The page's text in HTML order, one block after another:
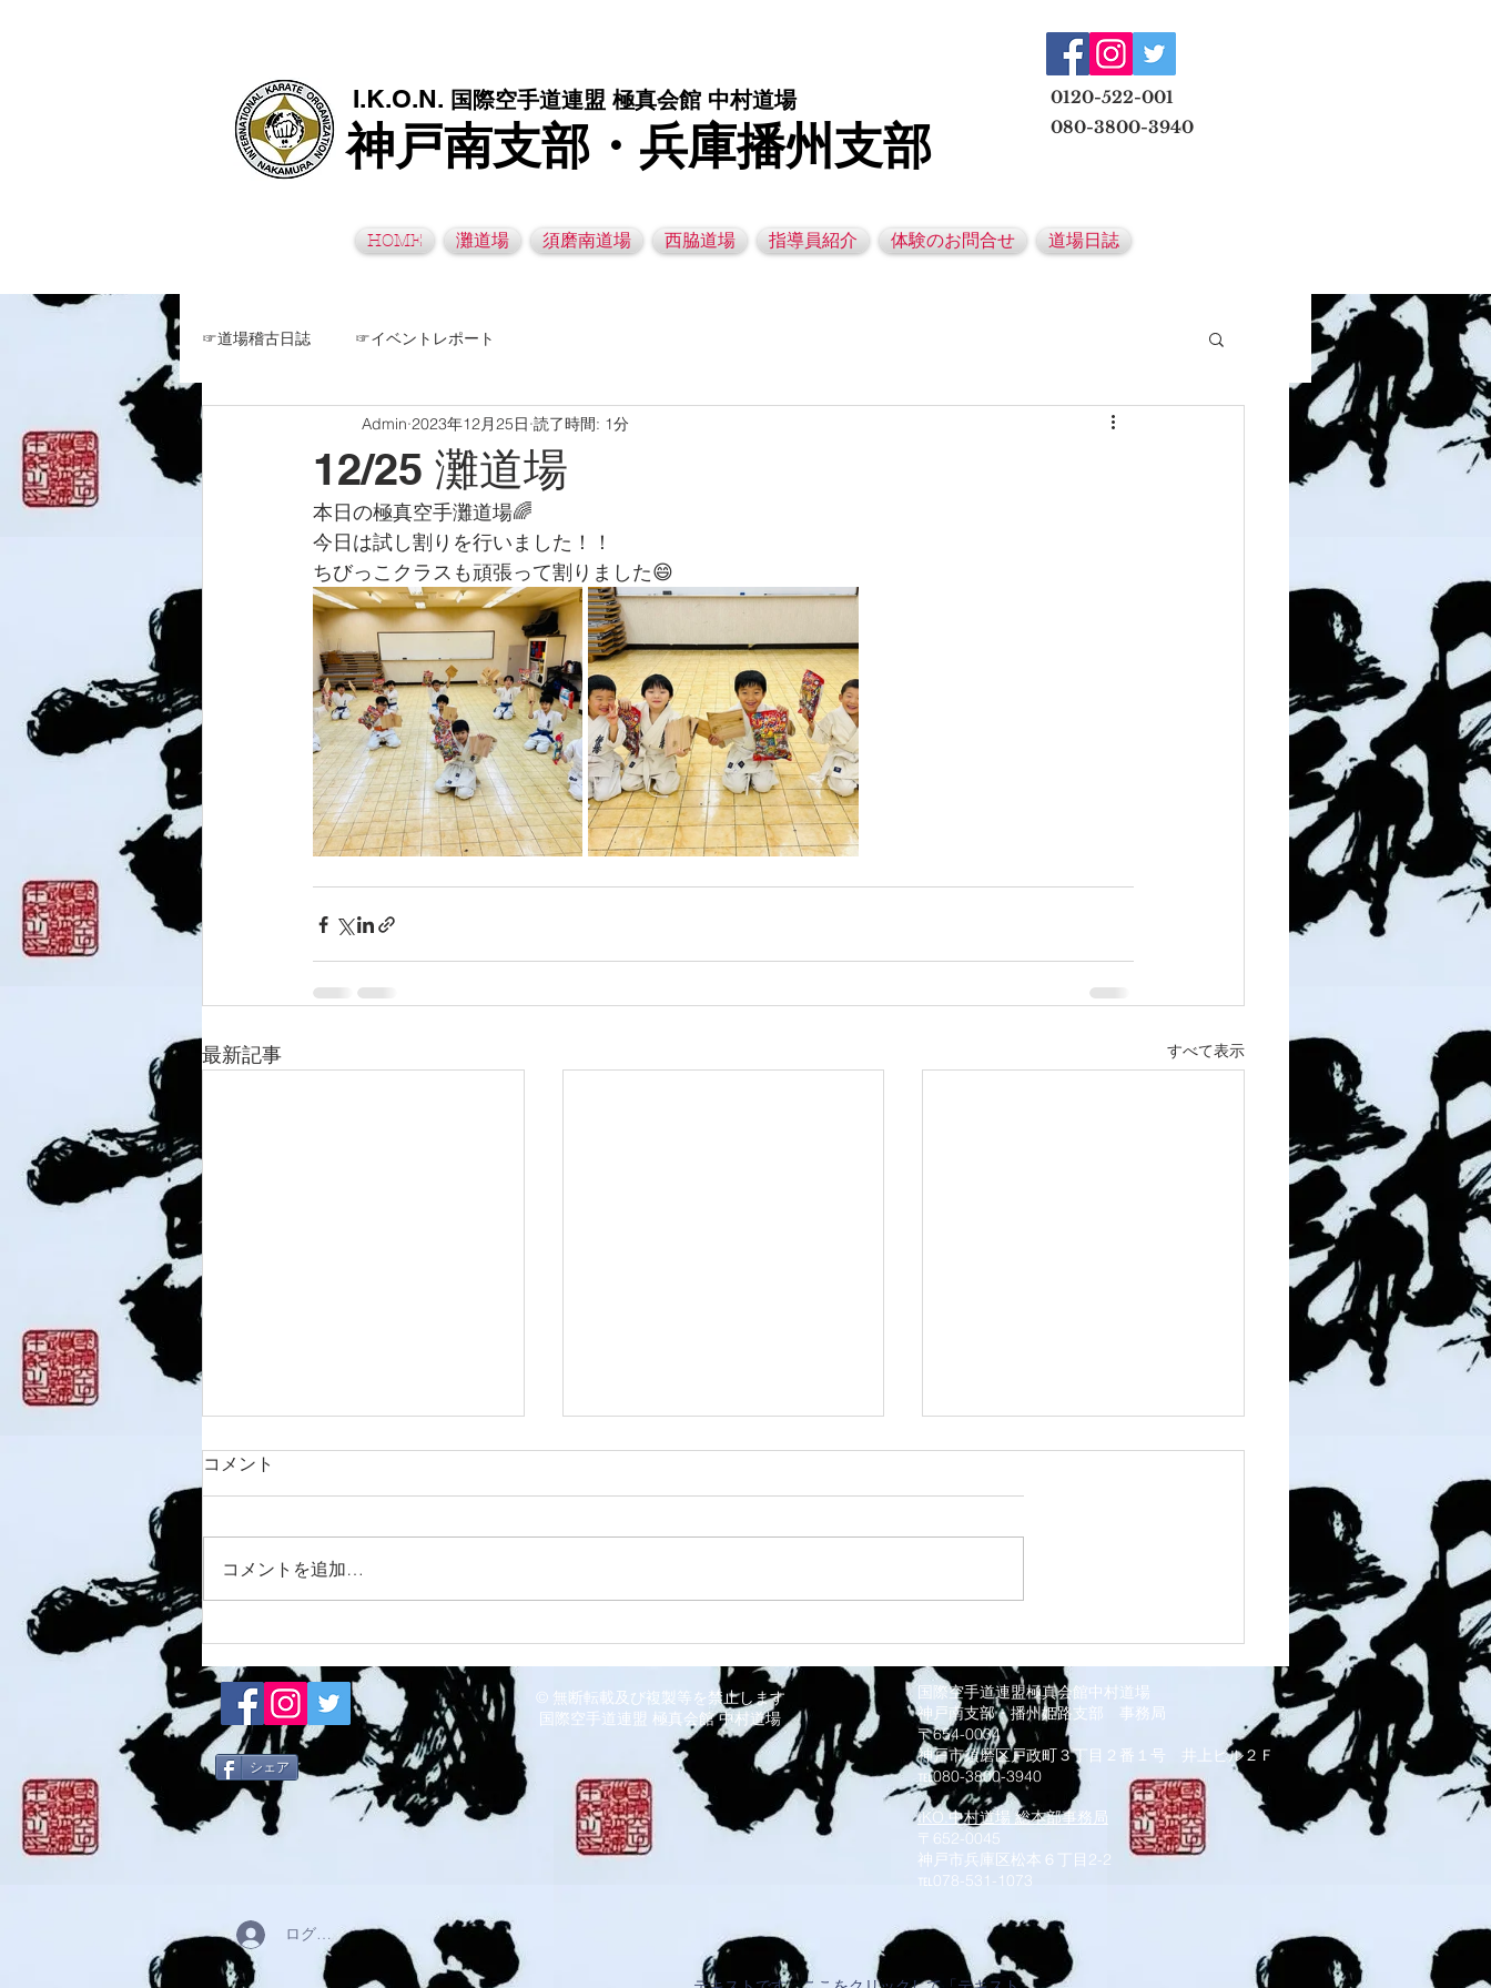
I.K.O.N. 国際空手道連盟 極真会館 中村道場
神戸南支部・兵庫播州支部
0120-522-001
080-3800-3940
HOME 灘道場 須磨南道場 西脇道場 指導員紹介 体験のお問合せ 道場日誌
☞道場稽古日誌 ☞イベントレポート
12/25 灘道場
Admin 2023年12月25日 読了時間: 1分
本日の極真空手灘道場🌈
今日は試し割りを行いました！！
ちびっこクラスも頑張って割りました😄
最新記事 すべて表示
8/3 灘道場
コメント
コメントを追加…
© 無断転載及び複製等を禁止します
国際空手道連盟 極真会館 中村道場
シェア
ログイン
国際空手道連盟極真会館中村道場
神戸南支部・播州姫路支部
事務局
〒654-0034
神戸市須磨区戸政町３丁目２番１号 井上ビル２Ｆ
℡080-3800-3940
IKO.中村道場 総本部事務局
〒652-0045
神戸市兵庫区松本６丁目2-2
​℡078-531-1073